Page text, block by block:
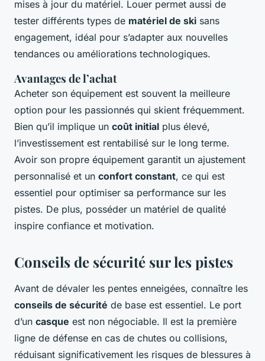
mises à jour du matériel. Louer permet aussi de
tester différents types de matériel de ski sans
engagement, idéal pour s’adapter aux nouvelles
tendances ou améliorations technologiques.
Avantages de l’achat
Acheter son équipement est souvent la meilleure
option pour les passionnés qui skient fréquemment.
Bien qu’il implique un coût initial plus élevé,
l’investissement est rentabilisé sur le long terme.
Avoir son propre équipement garantit un ajustement
personnalisé et un confort constant, ce qui est
essentiel pour optimiser sa performance sur les
pistes. De plus, posséder un matériel de qualité
inspire confiance et motivation.
Conseils de sécurité sur les pistes
Avant de dévaler les pentes enneigées, connaître les
conseils de sécurité de base est essentiel. Le port
d’un casque est non négociable. Il est la première
ligne de défense en cas de chutes ou collisions,
réduisant significativement les risques de blessures à